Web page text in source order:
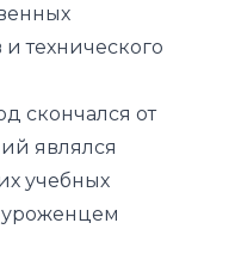
технического
скончался от
являлся
учебных